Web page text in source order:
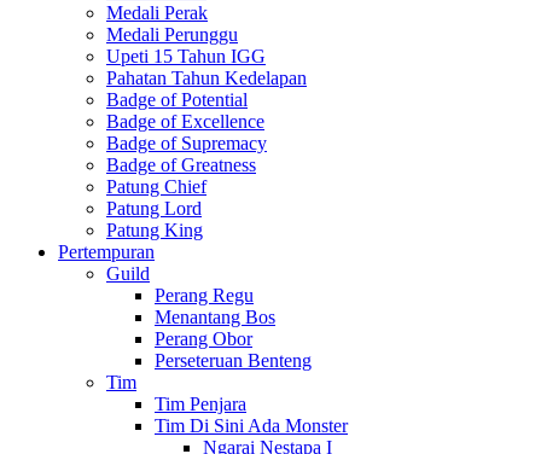
Medali Perak
Medali Perunggu
Upeti 15 Tahun IGG
Pahatan Tahun Kedelapan
Badge of Potential
Badge of Excellence
Badge of Supremacy
Badge of Greatness
Patung Chief
Patung Lord
Patung King
Pertempuran
Guild
Perang Regu
Menantang Bos
Perang Obor
Perseteruan Benteng
Tim
Tim Penjara
Tim Di Sini Ada Monster
Ngarai Nestapa I